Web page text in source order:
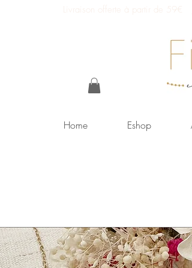
Livraison offerte à partir de 59€
Home Eshop